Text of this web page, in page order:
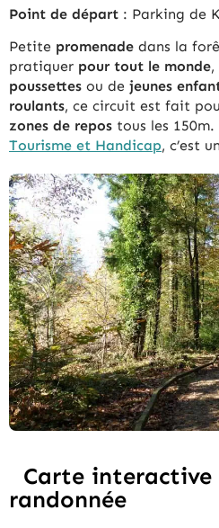
Point de départ : Parking de
Petite promenade dans la
pratiquer pour tout le monde,
poussettes ou de jeunes
roulants, ce circuit est fait
zones de repos tous les
Tourisme et Handicap, c’est
Carte interactive
randonnée